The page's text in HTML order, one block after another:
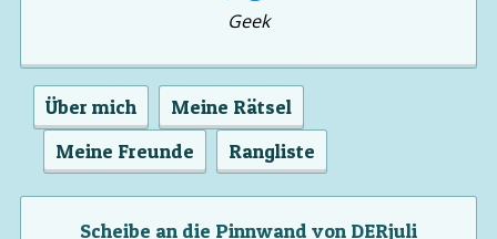
Geek
Über mich
Meine Rätsel
Meine Freunde
Rangliste
Scheibe an die Pinnwand von DERjuli